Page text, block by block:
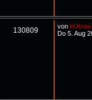
130809 von
Do 5. Aug